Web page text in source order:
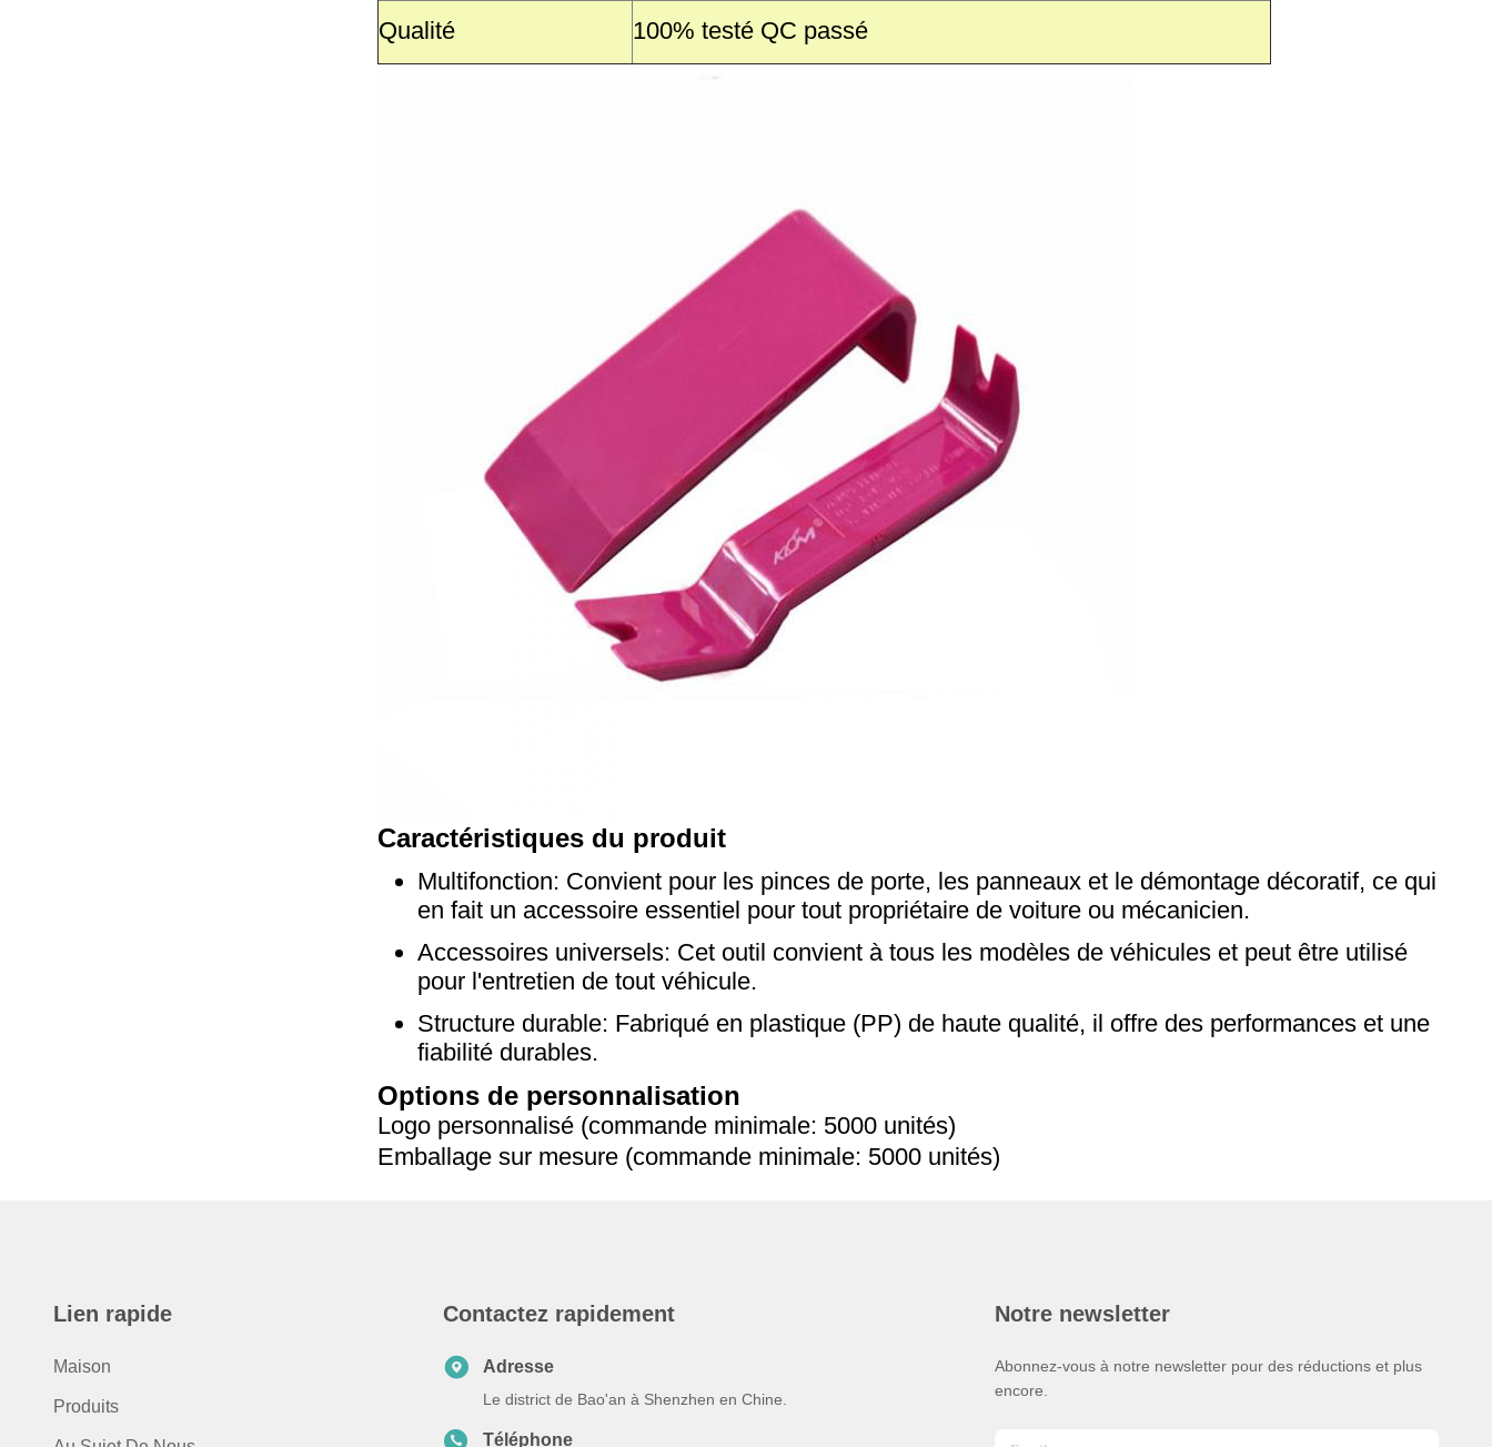
Qualité 100% testé QC passé
Caractéristiques du produit
Multifonction: Convient pour les pinces de porte, les panneaux et le démontage décoratif, ce qui
en fait un accessoire essentiel pour tout propriétaire de voiture ou mécanicien.
Accessoires universels: Cet outil convient à tous les modèles de véhicules et peut être utilisé
pour l'entretien de tout véhicule.
Structure durable: Fabriqué en plastique (PP) de haute qualité, il offre des performances et une
fiabilité durables.
Options de personnalisation
Logo personnalisé (commande minimale: 5000 unités)
Emballage sur mesure (commande minimale: 5000 unités)
Lien rapide
Maison
Produits
Contactez rapidement
Adresse
Le district de Bao'an à Shenzhen en Chine.
Téléphone
Notre newsletter
Abonnez-vous à notre newsletter pour des réductions et plus
encore.